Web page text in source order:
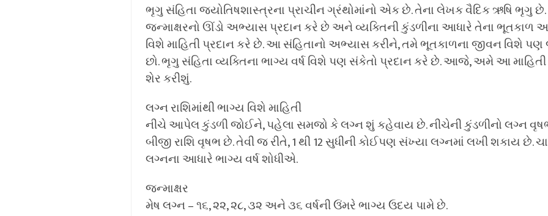
ભૃગુ સંહિતા જ્યોતિષશાસ્ત્રના પ્રાચીન ગ્રંથોમાંનો એક છે. તેના લેખક વૈદિક ઋષિ ભૃગુ
જન્માક્ષરનો ઊંડો અભ્યાસ પ્રદાન કરે છે અને વ્યક્તિની કુંડળીના આધારે તેના ભૂતકાળ
વિશે માહિતી પ્રદાન કરે છે. આ સંહિતાનો અભ્યાસ કરીને, તમે ભૂતકાળના જીવન વિશે પણ
છો. ભૃગુ સંહિતા વ્યક્તિના ભાગ્ય વર્ષ વિશે પણ સંકેતો પ્રદાન કરે છે. આજે, અમે આ માહિતી
શેર કરીશું.
લગ્ન રાશિમાંથી ભાગ્ય વિશે માહિતી
નીચે આપેલ કુંડળી જોઈને, પહેલા સમજો કે લગ્ન શું કહેવાય છે. નીચેની કુંડળીનો લગ્ન
બીજી રાશિ વૃષભ છે. તેવી જ રીતે, 1 થી 12 સુધીની કોઈપણ સંખ્યા લગ્નમાં લખી શકાય છે.
લગ્નના આધારે ભાગ્ય વર્ષ શોધીએ.
જન્માક્ષર
મેષ લગ્ન – ૧૬, ૨૨, ૨૮, ૩૨ અને ૩૬ વર્ષની ઉંમરે ભાગ્ય ઉદય પામે છે.